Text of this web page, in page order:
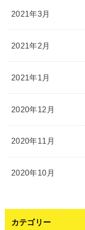
2021年3月
2021年2月
2021年1月
2020年12月
2020年11月
2020年10月
カテゴリー